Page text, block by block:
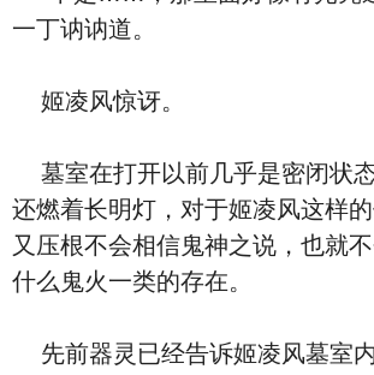
一丁讷讷道。
姬凌风惊讶。
墓室在打开以前几乎是密闭状
还燃着长明灯，对于姬凌风这样的
又压根不会相信鬼神之说，也就
什么鬼火一类的存在。
先前器灵已经告诉姬凌风墓室